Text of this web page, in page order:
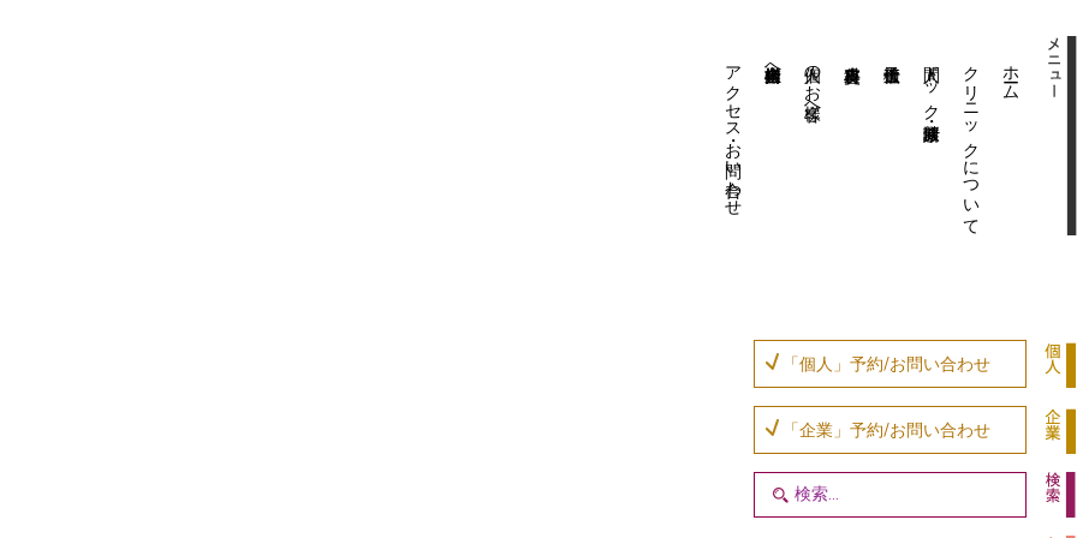
アクセス・お問い合わせ 企業内担当者様へ 個人のお客様へ 人間ドック・健康診断 クリニックについて ホーム
「個人」予約/お問い合わせ
「企業」予約/お問い合わせ